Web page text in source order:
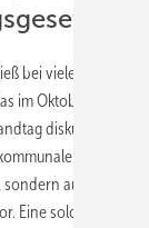
bei vielen
im Oktober vom
diskutiert wird.
Beteiligung
auch für PV-
Eine solche